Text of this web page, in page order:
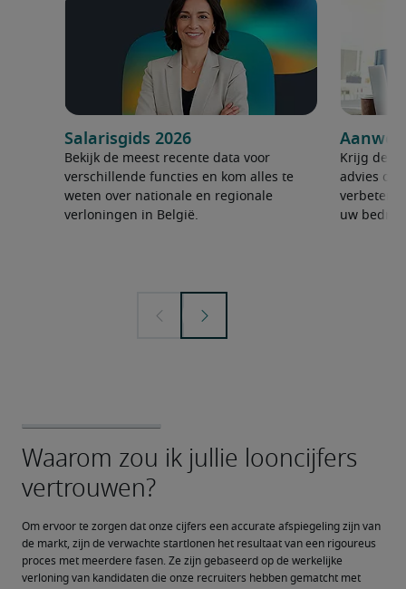
Salarisgids 2026
Bekijk de meest recente data voor
verschillende functies en kom alles te
weten over nationale en regionale
verloningen in België.
Krijg de
advies
uw bedrijf
Om ervoor te zorgen dat onze cijfers een accurate afspiegeling zijn van
de markt, zijn de verwachte startlonen het resultaat van een rigoureus
proces met meerdere fasen. Ze zijn gebaseerd op de werkelijke
verloning van kandidaten die onze recruiters hebben gematcht met